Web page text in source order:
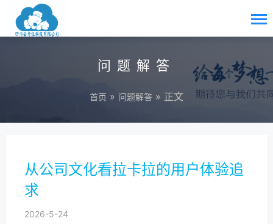
问题解答
首页 » 问题解答 » 正文
从公司文化看拉卡拉的用户体验追
求
2026-5-24